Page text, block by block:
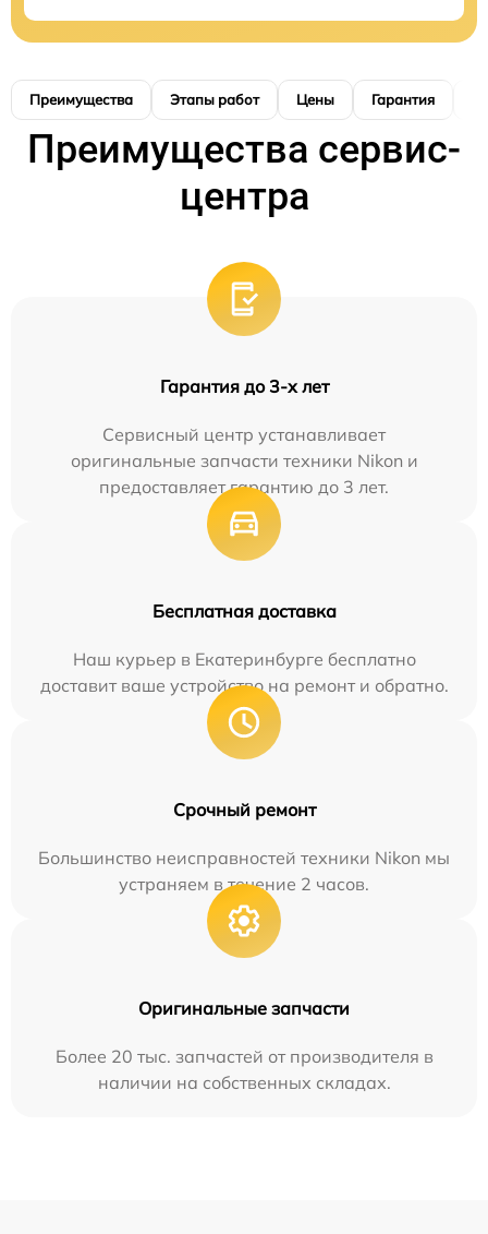
Преимущества Этапы работ Цены Гарантия
Преимущества сервис-
центра
Гарантия до 3-х лет
Сервисный центр устанавливает
оригинальные запчасти техники Nikon и
предоставляет гарантию до 3 лет.
Бесплатная доставка
Наш курьер в Екатеринбурге бесплатно
доставит ваше устройство на ремонт и обратно.
Срочный ремонт
Большинство неисправностей техники Nikon мы
устраняем в течение 2 часов.
Оригинальные запчасти
Более 20 тыс. запчастей от производителя в
наличии на собственных складах.